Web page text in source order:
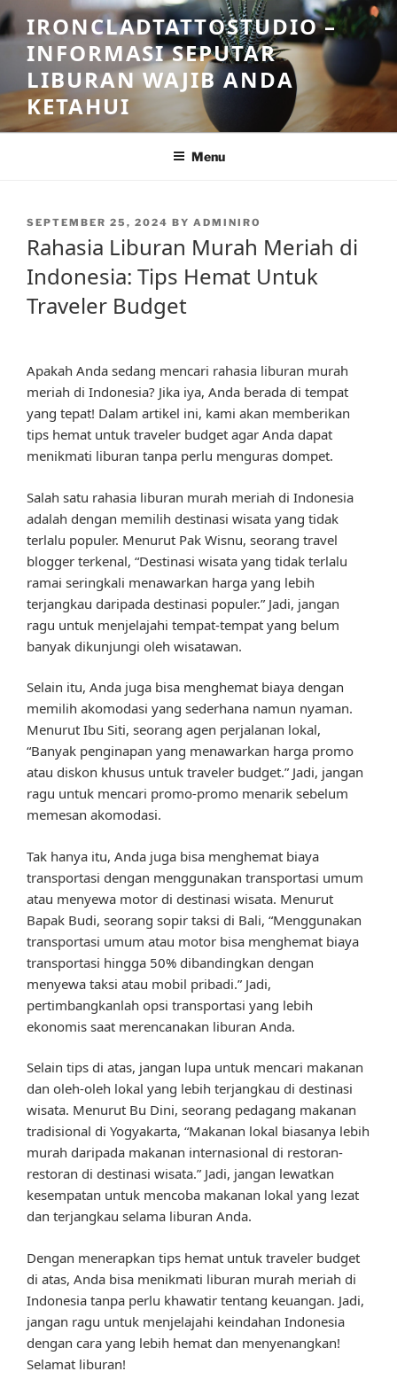
Skip
to
content
IRONCLADTATTOSTUDIO –
INFORMASI SEPUTAR
LIBURAN WAJIB ANDA
KETAHUI
Menu
POSTED
SEPTEMBER 25, 2024 BY ADMINIRO
Rahasia Liburan Murah Meriah di
Indonesia: Tips Hemat Untuk
Traveler Budget
Apakah Anda sedang mencari rahasia liburan murah
meriah di Indonesia? Jika iya, Anda berada di tempat
yang tepat! Dalam artikel ini, kami akan memberikan
tips hemat untuk traveler budget agar Anda dapat
menikmati liburan tanpa perlu menguras dompet.
Salah satu rahasia liburan murah meriah di Indonesia
adalah dengan memilih destinasi wisata yang tidak
terlalu populer. Menurut Pak Wisnu, seorang travel
blogger terkenal, “Destinasi wisata yang tidak terlalu
ramai seringkali menawarkan harga yang lebih
terjangkau daripada destinasi populer.” Jadi, jangan
ragu untuk menjelajahi tempat-tempat yang belum
banyak dikunjungi oleh wisatawan.
Selain itu, Anda juga bisa menghemat biaya dengan
memilih akomodasi yang sederhana namun nyaman.
Menurut Ibu Siti, seorang agen perjalanan lokal,
“Banyak penginapan yang menawarkan harga promo
atau diskon khusus untuk traveler budget.” Jadi, jangan
ragu untuk mencari promo-promo menarik sebelum
memesan akomodasi.
Tak hanya itu, Anda juga bisa menghemat biaya
transportasi dengan menggunakan transportasi umum
atau menyewa motor di destinasi wisata. Menurut
Bapak Budi, seorang sopir taksi di Bali, “Menggunakan
transportasi umum atau motor bisa menghemat biaya
transportasi hingga 50% dibandingkan dengan
menyewa taksi atau mobil pribadi.” Jadi,
pertimbangkanlah opsi transportasi yang lebih
ekonomis saat merencanakan liburan Anda.
Selain tips di atas, jangan lupa untuk mencari makanan
dan oleh-oleh lokal yang lebih terjangkau di destinasi
wisata. Menurut Bu Dini, seorang pedagang makanan
tradisional di Yogyakarta, “Makanan lokal biasanya lebih
murah daripada makanan internasional di restoran-
restoran di destinasi wisata.” Jadi, jangan lewatkan
kesempatan untuk mencoba makanan lokal yang lezat
dan terjangkau selama liburan Anda.
Dengan menerapkan tips hemat untuk traveler budget
di atas, Anda bisa menikmati liburan murah meriah di
Indonesia tanpa perlu khawatir tentang keuangan. Jadi,
jangan ragu untuk menjelajahi keindahan Indonesia
dengan cara yang lebih hemat dan menyenangkan!
Selamat liburan!